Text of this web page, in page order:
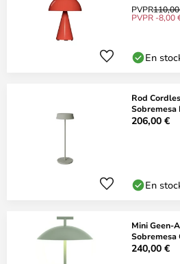
PVPR
PVPR -8,00
En
Rod
Sobremesa
with L
206,00 €
En
Mini Geen-
Sobremesa
240,00 €